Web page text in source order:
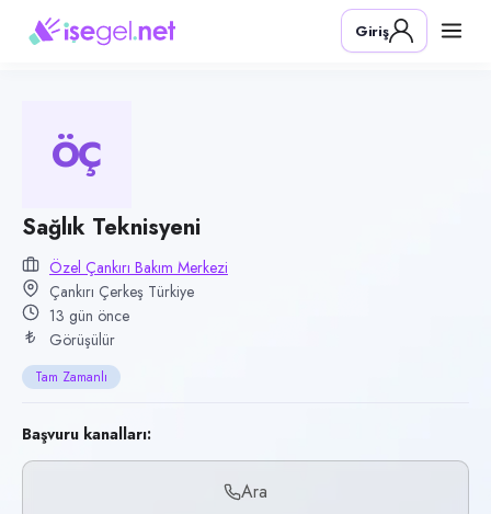
Pozisyon
Sağlık Teknisyeni
Kategori
Konum
Çerkeş, Çankırı
Çalışma şekli
Tam Zamanlı · Ofis
Yayın tarihi
23 Temmuz 2026
Son geçerlilik
21 Ekim 2026
Giriş
ÖÇ
Sağlık Teknisyeni
Özel Çankırı Bakım Merkezi
Çankırı Çerkeş Türkiye
13 gün önce
Görüşülür
Tam Zamanlı
Başvuru kanalları:
Ara